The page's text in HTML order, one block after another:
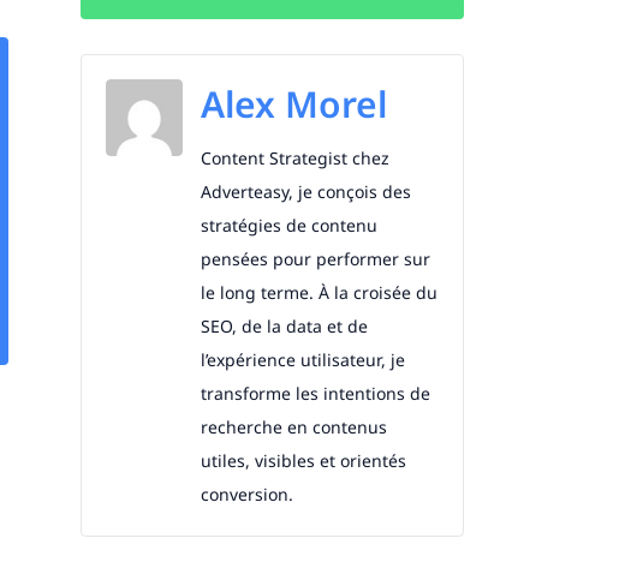
Alex Morel
Content Strategist chez
Adverteasy, je conçois des
stratégies de contenu
pensées pour performer sur
le long terme. À la croisée du
SEO, de la data et de
l’expérience utilisateur, je
transforme les intentions de
recherche en contenus
utiles, visibles et orientés
conversion.